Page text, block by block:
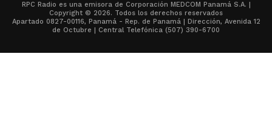
RPC Radio es una emisora de Corporación MEDCOM Panamá S.A. |
Copyright © 2026. Todos los derechos reservados
Apartado 0827-00116, Panamá - Rep. de Panamá | Dirección, Avenida 12
de Octubre | Central Telefónica (507) 390-6700